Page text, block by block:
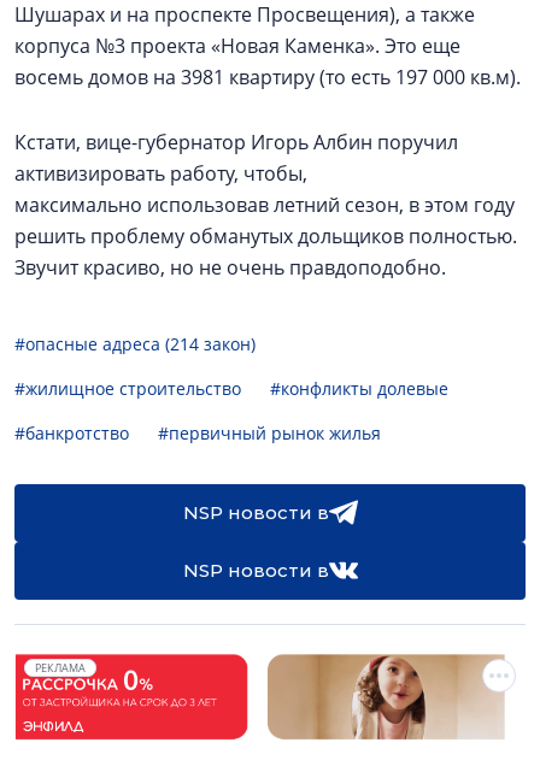
Шушарах и на проспекте Просвещения), а также
корпуса №3 проекта «Новая Каменка». Это еще
восемь домов на 3981 квартиру (то есть 197 000 кв.м).
Кстати, вице-губернатор Игорь Албин поручил
активизировать работу, чтобы,
максимально использовав летний сезон, в этом году
решить проблему обманутых дольщиков полностью.
Звучит красиво, но не очень правдоподобно.
#опасные адреса (214 закон)
#жилищное строительство
#конфликты долевые
#банкротство
#первичный рынок жилья
NSP новости в
NSP новости в
РЕКЛАМА